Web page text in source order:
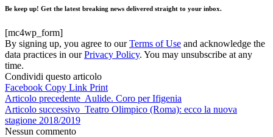
Be keep up! Get the latest breaking news delivered straight to your inbox.
[mc4wp_form]
By signing up, you agree to ourTerms of Use and acknowledge the
data practices in ourPrivacy Policy. You may unsubscribe at any
time.
Condividi questo articolo
Facebook Copy Link Print
Articolo precedente Aulide. Coro per Ifigenia
Articolo successivo Teatro Olimpico (Roma): ecco la nuova
stagione 2018/2019
Nessun commento